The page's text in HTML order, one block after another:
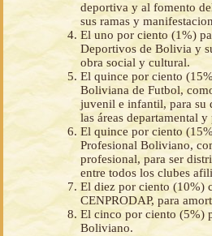
deportiva y al fomento
sus ramas y
El uno por ciento (1%)
Deportivos de Bolivia y
obra social y cultural.
El quince por ciento
Boliviana de Futbol,
juvenil e infantil, para su
las áreas departamental
El quince por ciento
Profesional Boliviano,
profesional, para ser
entre todos los clubes
El diez por ciento (10%)
CENPRODAP, para
El cinco por ciento (5%)
Boliviano.